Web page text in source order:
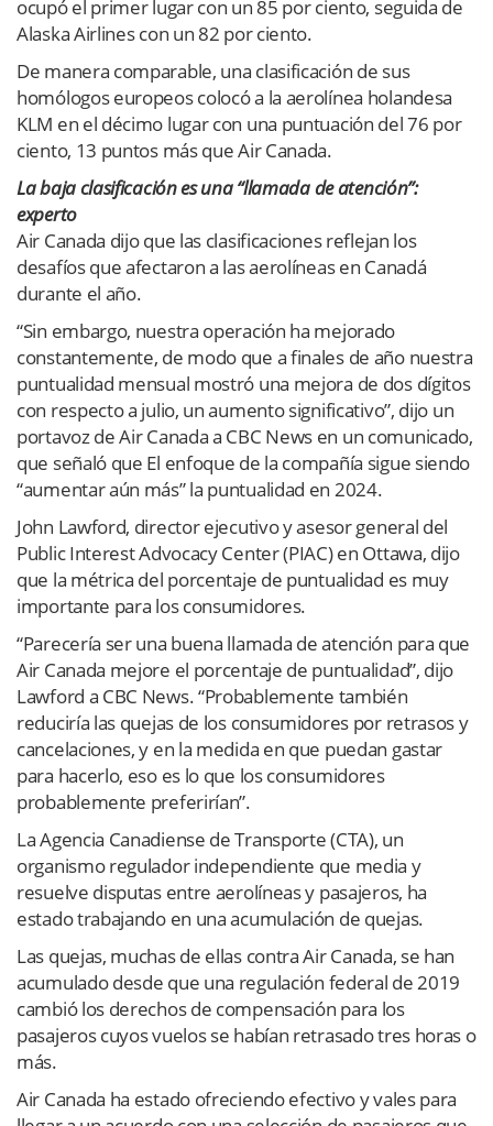
ocupó el primer lugar con un 85 por ciento, seguida de
Alaska Airlines con un 82 por ciento.
De manera comparable, una clasificación de sus
homólogos europeos colocó a la aerolínea holandesa
KLM en el décimo lugar con una puntuación del 76 por
ciento, 13 puntos más que Air Canada.
La baja clasificación es una “llamada de atención”:
experto
Air Canada dijo que las clasificaciones reflejan los
desafíos que afectaron a las aerolíneas en Canadá
durante el año.
“Sin embargo, nuestra operación ha mejorado
constantemente, de modo que a finales de año nuestra
puntualidad mensual mostró una mejora de dos dígitos
con respecto a julio, un aumento significativo”, dijo un
portavoz de Air Canada a CBC News en un comunicado,
que señaló que El enfoque de la compañía sigue siendo
“aumentar aún más” la puntualidad en 2024.
John Lawford, director ejecutivo y asesor general del
Public Interest Advocacy Center (PIAC) en Ottawa, dijo
que la métrica del porcentaje de puntualidad es muy
importante para los consumidores.
“Parecería ser una buena llamada de atención para que
Air Canada mejore el porcentaje de puntualidad”, dijo
Lawford a CBC News. “Probablemente también
reduciría las quejas de los consumidores por retrasos y
cancelaciones, y en la medida en que puedan gastar
para hacerlo, eso es lo que los consumidores
probablemente preferirían”.
La Agencia Canadiense de Transporte (CTA), un
organismo regulador independiente que media y
resuelve disputas entre aerolíneas y pasajeros, ha
estado trabajando en una acumulación de quejas.
Las quejas, muchas de ellas contra Air Canada, se han
acumulado desde que una regulación federal de 2019
cambió los derechos de compensación para los
pasajeros cuyos vuelos se habían retrasado tres horas o
más.
Air Canada ha estado ofreciendo efectivo y vales para